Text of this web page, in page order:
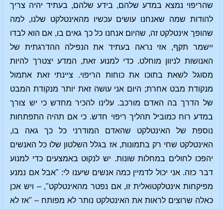
שהריפוי נמצא במדע שלהם, בידע שלהם, בעתיד יהיה צריך
להודות שמה שאנחנו עושים עכשיו מהאינטלקט שלנו, למה
שהופך אינטלקט זה, שהיום אנחנו כל כך גאים בו, אם הוא לבדו
יישמר תקף, אזי נראה בעתיד את הנפילה ההדרגתית של
האנושות לניוון מוחלט. כדי למנוע זאת, המדע יצטרך להיות
מסוגל לשאת בתוכו את כוחות הריפוי. ציינתי זאת אתמול
מנקודת מבט אחרת; היום אני עושה זאת יותר מנקודת המבט
של הדרך בה האדם מורכב. עלינו להכיר מחדש כי יש צורך
במדע רוח כמוביל תהליך ריפוי חדש. כי אם תהיה התפתחות
נוספת של האינטלקט שהאדם המודרני כל כך גאה בו,
האינטלקט שחי רק בתמונות, אז בגלל השלטון שלו כל האנשים
יהפכו לחולים במחלות שונות. יש לנקוט באמצעים כדי למנוע
דבר כזה. אני יכול לדמיין כמה אנשים שיענו לי: "אבל אם נמנע
מפיקחות אינטלקטואלית זו, אם נפטר מהאינטלקט", – ויש אכן
כאלה שרוצים לראות את האינטלקט נותר לא מפותח – "אז לא